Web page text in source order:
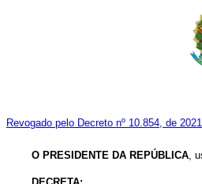
Revogado pelo Decreto nº 10.854, de 2021
O PRESIDENTE DA REPÚBLICA,